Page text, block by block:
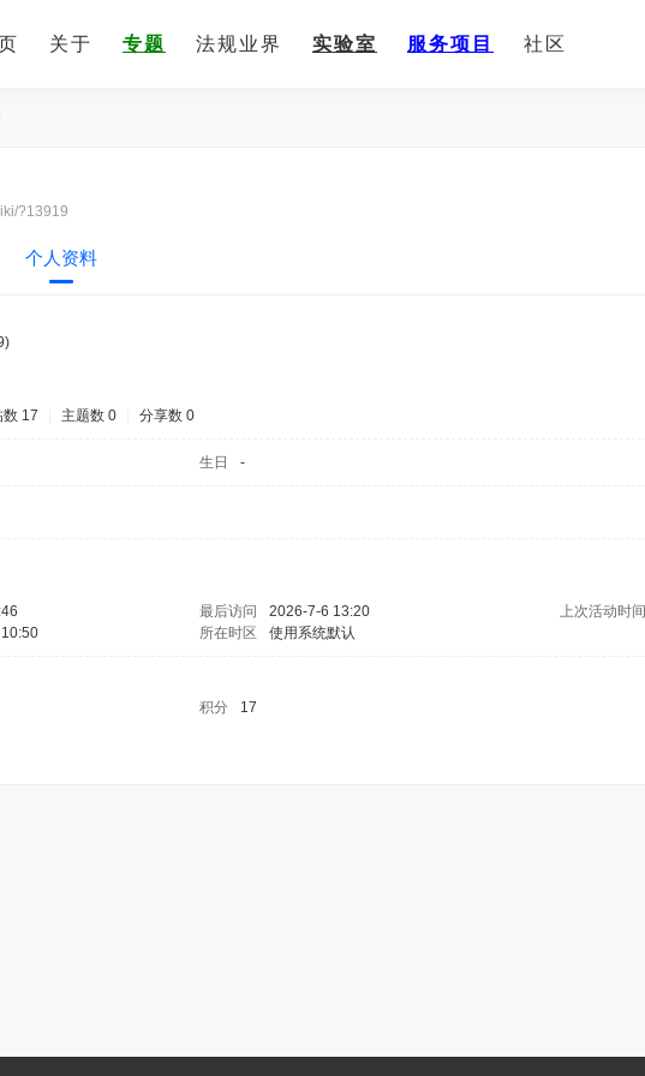
关于 专题 法规业界 实验室 服务项目 社区
?13919
个人资料
数 17 主题数 0 分享数 0
生日 -
最后访问 2026-7-6 13:20 上次活动时间
所在时区 使用系统默认
积分 17